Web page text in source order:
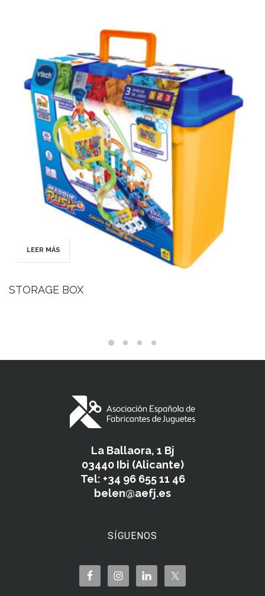
LEER MÁS
STORAGE BOX
La Ballaora, 1 Bj
03440 Ibi (Alicante)
Tel: +34 96 655 11 46
belen@aefj.es
SÍGUENOS